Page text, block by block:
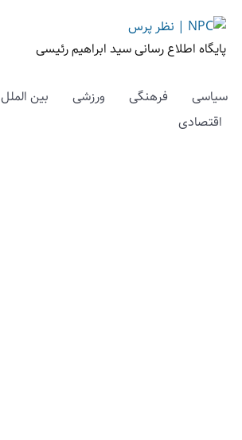
پایگاه اطلاع رسانی سید ابراهیم رئیسی
سیاسی فرهنگی ورزشی بین الملل
اقتصادی